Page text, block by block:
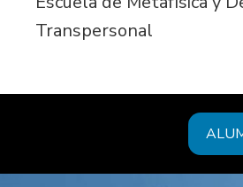
Transpersonal